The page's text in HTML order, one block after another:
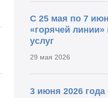
С 25 мая по 7
«горячей
услуг
29 мая 2026
3 июня 2026